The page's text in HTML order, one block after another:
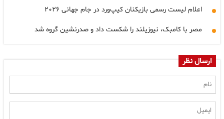
اعلام لیست رسمی بازیکنان کیپ‌ورد در جام جهانی ۲۰۲۶
مصر با کامبک، نیوزیلند را شکست داد و صدرنشین گروه شد
ارسال نظر